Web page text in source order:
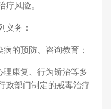
疗风险。
义务：
的预防、咨询教育；
康复、行为矫治等多
政部门制定的戒毒治疗